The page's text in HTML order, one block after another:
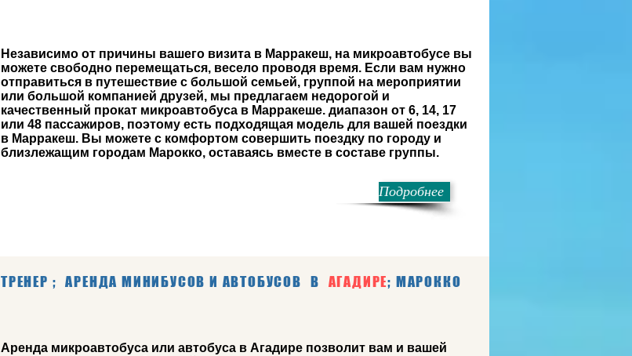
Независимо от причины вашего визита в Марракеш, на микроавтобусе вы
можете свободно перемещаться, весело проводя время. Если вам нужно
отправиться в путешествие с большой семьей, группой на мероприятии
или большой компанией друзей, мы предлагаем недорогой и
качественный прокат микроавтобуса в Марракеше. диапазон от 6, 14, 17
или 48 пассажиров, поэтому есть подходящая модель для вашей поездки
в Марракеш. Вы можете с комфортом совершить поездку по городу и
близлежащим городам Марокко, оставаясь вместе в составе группы.
Подробнее
ТРЕНЕР ; АРЕНДА МИНИБУСОВ И АВТОБУСОВ В АГАДИРЕ; МАРОККО
Аренда микроавтобуса или автобуса в Агадире позволит вам и вашей